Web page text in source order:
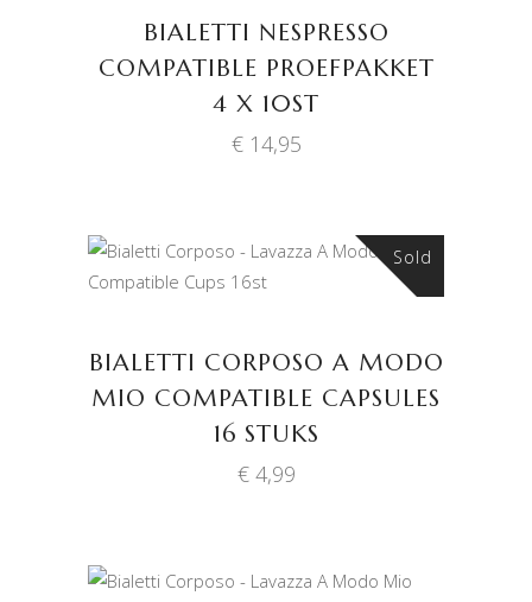
BIALETTI NESPRESSO
COMPATIBLE PROEFPAKKET
4 X 10ST
€14,95
Sold
LEES VERDER
BIALETTI CORPOSO A MODO
MIO COMPATIBLE CAPSULES
16 STUKS
€4,99